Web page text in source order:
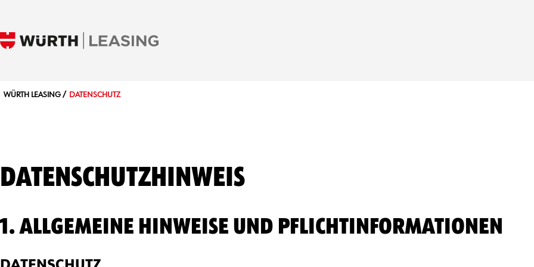
WÜRTH LEASING DATENSCHUTZ
DATENSCHUTZHINWEIS
1. ALLGEMEINE HINWEISE UND PFLICHTINFORMATIONEN